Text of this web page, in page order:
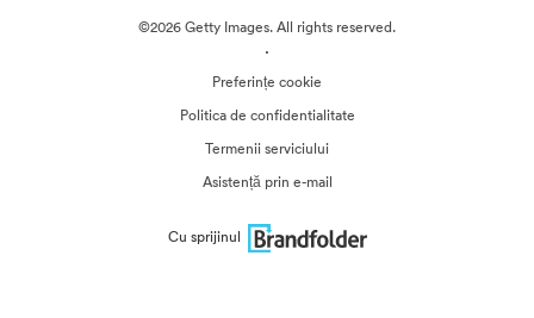
©2026 Getty Images. All rights reserved.
·
Preferințe cookie
Politica de confidentialitate
Termenii serviciului
Asistență prin e-mail
Cu sprijinul